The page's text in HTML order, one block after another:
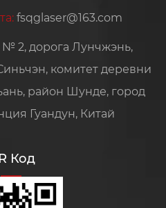
fsqglaser@163.com
№ 2, дорога Лунчжэнь,
комитет деревни
район Шунде, город
Гуандун, Китай
Код